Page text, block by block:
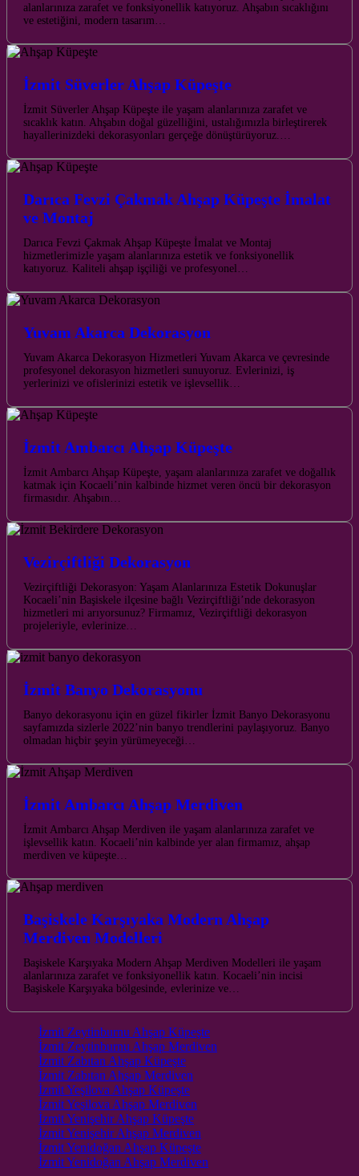
alanlarınıza zarafet ve fonksiyonellik katıyoruz. Ahşabın sıcaklığını
ve estetiğini, modern tasarım…
İzmit Süverler Ahşap Küpeşte
İzmit Süverler Ahşap Küpeşte ile yaşam alanlarınıza zarafet ve
sıcaklık katın. Ahşabın doğal güzelliğini, ustalığımızla birleştirerek
hayallerinizdeki dekorasyonları gerçeğe dönüştürüyoruz.…
Darıca Fevzi Çakmak Ahşap Küpeşte İmalat
ve Montaj
Darıca Fevzi Çakmak Ahşap Küpeşte İmalat ve Montaj
hizmetlerimizle yaşam alanlarınıza estetik ve fonksiyonellik
katıyoruz. Kaliteli ahşap işçiliği ve profesyonel…
Yuvam Akarca Dekorasyon
Yuvam Akarca Dekorasyon Hizmetleri Yuvam Akarca ve çevresinde
profesyonel dekorasyon hizmetleri sunuyoruz. Evlerinizi, iş
yerlerinizi ve ofislerinizi estetik ve işlevsellik…
İzmit Ambarcı Ahşap Küpeşte
İzmit Ambarcı Ahşap Küpeşte, yaşam alanlarınıza zarafet ve doğallık
katmak için Kocaeli’nin kalbinde hizmet veren öncü bir dekorasyon
firmasıdır. Ahşabın…
Vezirçiftliği Dekorasyon
Vezirçiftliği Dekorasyon: Yaşam Alanlarınıza Estetik Dokunuşlar
Kocaeli’nin Başiskele ilçesine bağlı Vezirçiftliği’nde dekorasyon
hizmetleri mi arıyorsunuz? Firmamız, Vezirçiftliği dekorasyon
projeleriyle, evlerinize…
İzmit Banyo Dekorasyonu
Banyo dekorasyonu için en güzel fikirler İzmit Banyo Dekorasyonu
sayfamızda sizlerle 2022’nin banyo trendlerini paylaşıyoruz. Banyo
olmadan hiçbir şeyin yürümeyeceği…
İzmit Ambarcı Ahşap Merdiven
İzmit Ambarcı Ahşap Merdiven ile yaşam alanlarınıza zarafet ve
işlevsellik katın. Kocaeli’nin kalbinde yer alan firmamız, ahşap
merdiven ve küpeşte…
Başiskele Karşıyaka Modern Ahşap
Merdiven Modelleri
Başiskele Karşıyaka Modern Ahşap Merdiven Modelleri ile yaşam
alanlarınıza zarafet ve fonksiyonellik katın. Kocaeli’nin incisi
Başiskele Karşıyaka bölgesinde, evlerinize ve…
İzmit Zeytinburnu Ahşap Küpeşte
İzmit Zeytinburnu Ahşap Merdiven
İzmit Zabıtan Ahşap Küpeşte
İzmit Zabıtan Ahşap Merdiven
İzmit Yeşilova Ahşap Küpeşte
İzmit Yeşilova Ahşap Merdiven
İzmit Yenişehir Ahşap Küpeşte
İzmit Yenişehir Ahşap Merdiven
İzmit Yenidoğan Ahşap Küpeşte
İzmit Yenidoğan Ahşap Merdiven